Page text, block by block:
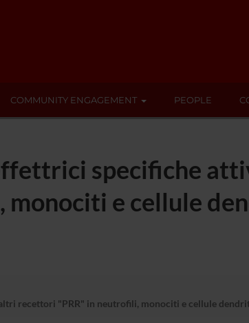
COMMUNITY ENGAGEMENT PEOPLE
specifiche
e cellule
recettori "PRR" in neutrofili, monociti e cellule